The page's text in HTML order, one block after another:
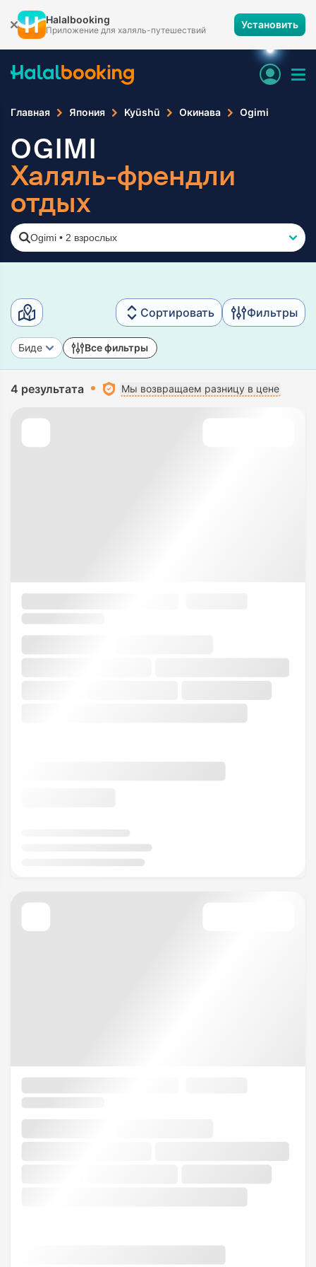
Halalbooking
Приложение для халяль-путешествий Установить
Главная Япония Kyūshū Окинава Ogimi
OGIMI
Халяль-френдли
отдых
Ogimi • 2 взрослых
Сортировать Фильтры
Биде Все фильтры
4 результата Мы возвращаем разницу в цене